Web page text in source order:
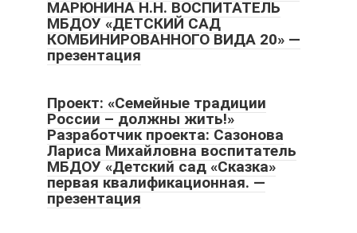
МАРЮНИНА Н.Н. ВОСПИТАТЕЛЬ
МБДОУ «ДЕТСКИЙ САД
КОМБИНИРОВАННОГО ВИДА 20» —
презентация
Проект: «Семейные традиции
России – должны жить!»
Разработчик проекта: Сазонова
Лариса Михайловна воспитатель
МБДОУ «Детский сад «Сказка»
первая квалификационная. —
презентация